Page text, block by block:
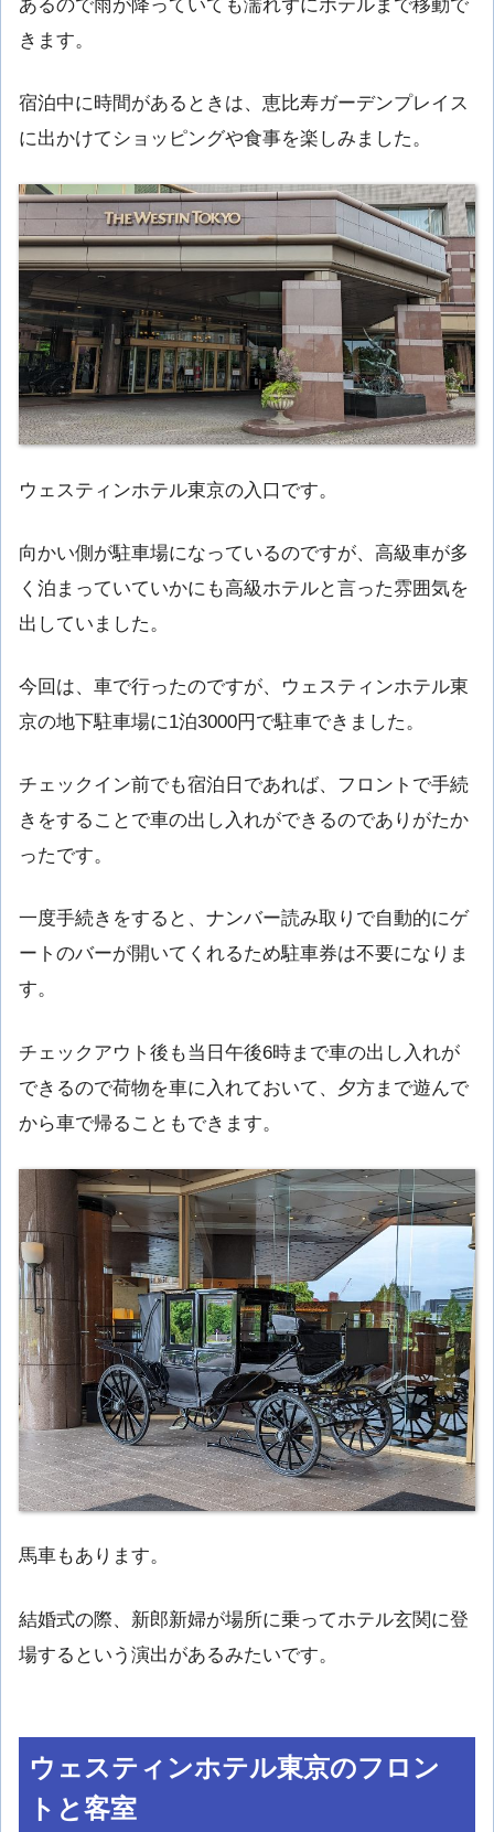
あるので雨が降っていても濡れずにホテルまで移動で
きます。
宿泊中に時間があるときは、恵比寿ガーデンプレイス
に出かけてショッピングや食事を楽しみました。
ウェスティンホテル東京の入口です。
向かい側が駐車場になっているのですが、高級車が多
く泊まっていていかにも高級ホテルと言った雰囲気を
出していました。
今回は、車で行ったのですが、ウェスティンホテル東
京の地下駐車場に1泊3000円で駐車できました。
チェックイン前でも宿泊日であれば、フロントで手続
きをすることで車の出し入れができるのでありがたか
ったです。
一度手続きをすると、ナンバー読み取りで自動的にゲ
ートのバーが開いてくれるため駐車券は不要になりま
す。
チェックアウト後も当日午後6時まで車の出し入れが
できるので荷物を車に入れておいて、夕方まで遊んで
から車で帰ることもできます。
馬車もあります。
結婚式の際、新郎新婦が場所に乗ってホテル玄関に登
場するという演出があるみたいです。
ウェスティンホテル東京のフロン
トと客室